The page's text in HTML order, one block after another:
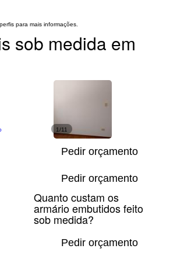
para mais informações.
sob medida em
1/11
Pedir orçamento
Pedir orçamento
Pedir orçamento
Quanto custam os
armário embutidos feito
sob medida?